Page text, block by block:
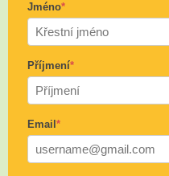
Jméno*
Příjmení*
Email *